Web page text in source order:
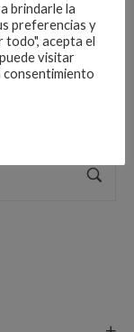
ref B-100.
brindarle la
preferencias y
todo", acepta el
visitar
consentimiento